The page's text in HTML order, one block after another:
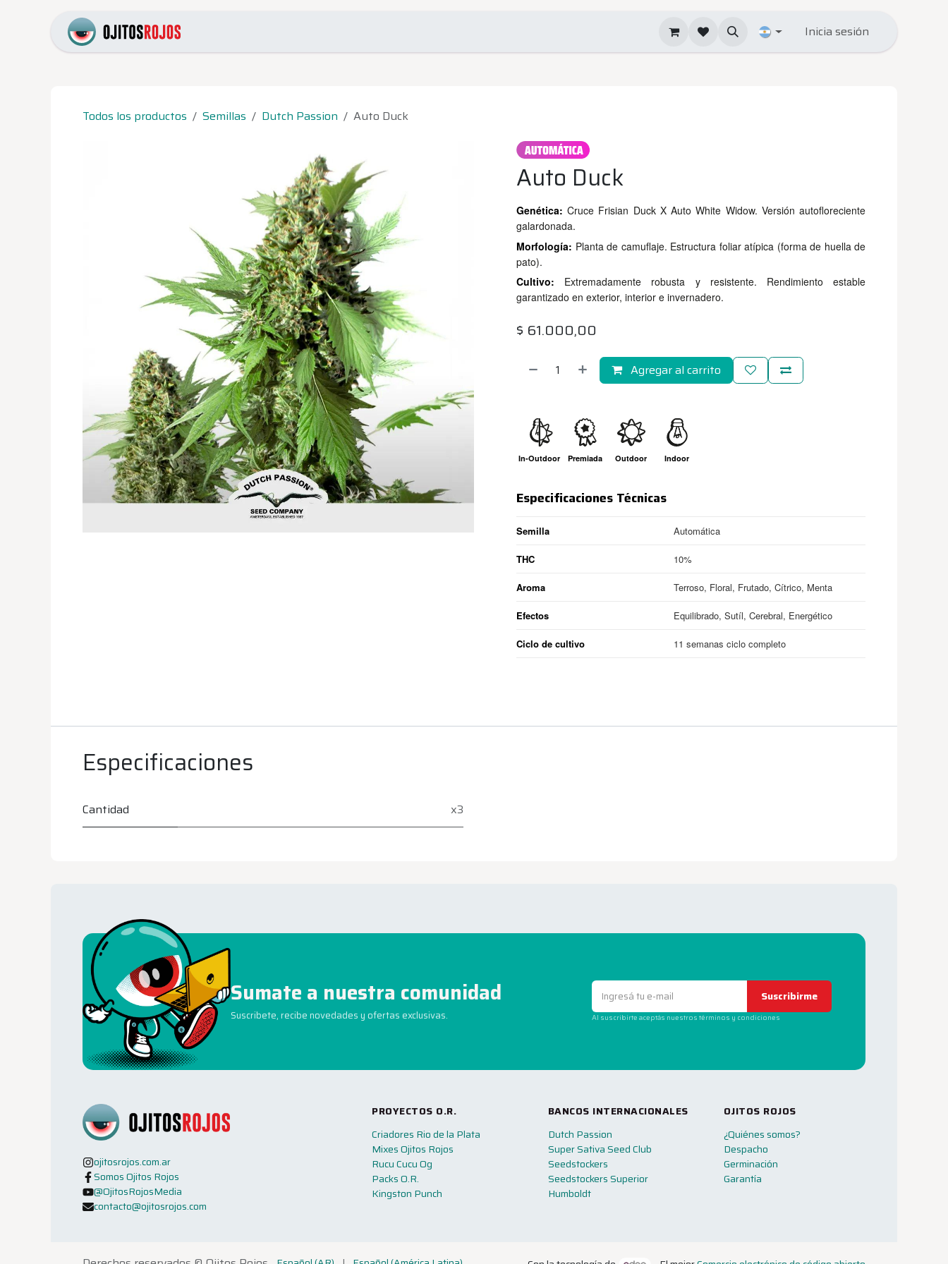
Inicia sesión
Todos los productos Semillas Dutch Passion Auto Duck
Auto Duck
Genética: Cruce Frisian Duck X Auto White Widow. Versión autofloreciente
galardonada.
Morfología: Planta de camuflaje. Estructura foliar atípica (forma de huella de
pato).
Cultivo:
Extremadamente robusta y resistente. Rendimiento estable
garantizado en exterior, interior e invernadero.
$ 61.000,00
Agregar al carrito
In-Outdoor Premiada Outdoor Indoor
Especificaciones Técnicas
Semilla Automática
THC 10%
Aroma Terroso, Floral, Frutado, Cítrico, Menta
Efectos Equilibrado, Sutíl, Cerebral, Energético
Ciclo de cultivo 11 semanas ciclo completo
Especificaciones
Cantidad x3
Sumate a nuestra comunidad
Suscribete, recibe novedades y ofertas exclusivas.
Suscribirme
Al suscribirte aceptás nuestros términos y condiciones
ojitosrojos.com.ar
Somos Ojitos Rojos
@OjitosRojosMedia
contacto@ojitosrojos.com
PROYECTOS O.R.
Criadores Rio de la Plata
Mixes Ojitos Rojos
Rucu Cucu Og
Packs O.R.
Kingston Punch
BANCOS INTERNACIONALES
Dutch Passion
Super Sativa Seed Club
Seedstockers
Seedstockers Superior
Humboldt
OJITOS ROJOS
¿Quiénes somos?
Despacho
Germinación
Garantía